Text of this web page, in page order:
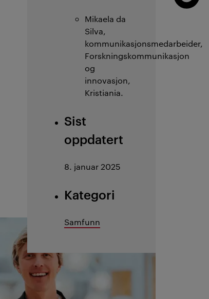
Mikaela da
Silva,
kommunikasjonsmedarbeider,
Forskningskommunikasjon
og
innovasjon,
Kristiania.
Sist
oppdatert
8. januar 2025
Kategori
Samfunn